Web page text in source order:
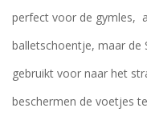
perfect voor de gymles,
balletschoentje, maar de
gebruikt voor naar het
beschermen de voetjes